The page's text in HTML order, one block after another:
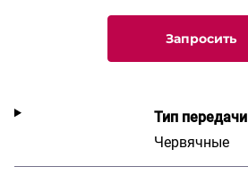
Запросить
Тип передачи
Червячные